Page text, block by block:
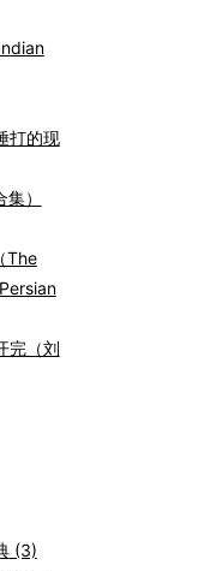
打的现
）
The
完（刘
(3)